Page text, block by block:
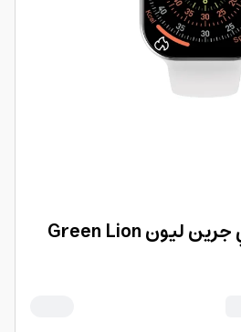
ساعة يد ذكية فضي جرين ليون Green Lion